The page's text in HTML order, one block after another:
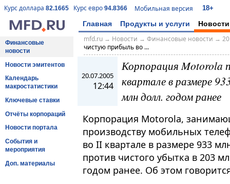
Курс доллара 82.1665 Курс евро 94.8366 Мобильная версия 18+
Главная Продукты и услуги Новости
Финансовые
новости
Новости эмитентов
Календарь
макростатистики
Ключевые ставки
Отчёты корпораций
Новости портала
События и
мероприятия
Доп. материалы
mfd.ru→ Новости → Финансовые новости →
чистую прибыль во ...
20.07.2005
12:44
Корпорация Motorola
квартале в размере
млн долл. годом ранее
Корпорация Motorola,
производству мобильных
во II квартале в размере 933
против чистого убытка в 203
годом ранее. Об этом